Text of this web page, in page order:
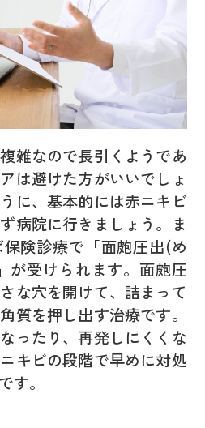
雑なので長引くようであ
は避けた方がいいでしょ
に、基本的には赤ニキビ
病院に行きましょう。ま
険診療で「面皰圧出(め
が受けられます。面皰圧
な穴を開けて、詰まって
質を押し出す治療です。
ったり、再発しにくくな
キビの段階で早めに対処
す。